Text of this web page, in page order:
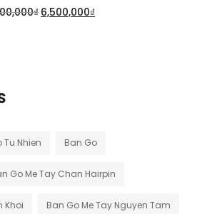
₫ 6,500,000₫
Tu Nhien Ban Go
Go Me Tay Chan Hairpin
Khoi Ban Go Me Tay Nguyen Tam